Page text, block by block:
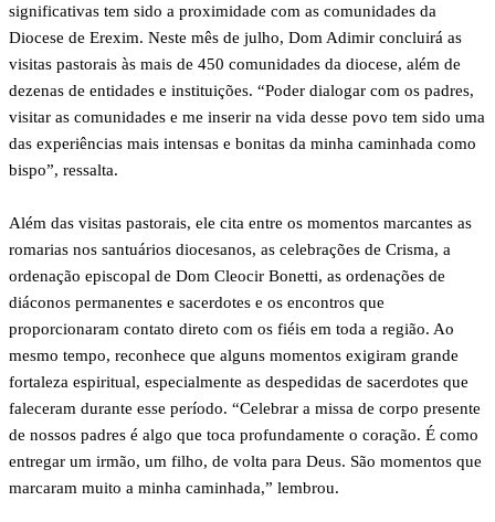
significativas tem sido a proximidade com as comunidades da
Diocese de Erexim. Neste mês de julho, Dom Adimir concluirá as
visitas pastorais às mais de 450 comunidades da diocese, além de
dezenas de entidades e instituições. “Poder dialogar com os padres,
visitar as comunidades e me inserir na vida desse povo tem sido uma
das experiências mais intensas e bonitas da minha caminhada como
bispo”, ressalta.
Além das visitas pastorais, ele cita entre os momentos marcantes as
romarias nos santuários diocesanos, as celebrações de Crisma, a
ordenação episcopal de Dom Cleocir Bonetti, as ordenações de
diáconos permanentes e sacerdotes e os encontros que
proporcionaram contato direto com os fiéis em toda a região. Ao
mesmo tempo, reconhece que alguns momentos exigiram grande
fortaleza espiritual, especialmente as despedidas de sacerdotes que
faleceram durante esse período. “Celebrar a missa de corpo presente
de nossos padres é algo que toca profundamente o coração. É como
entregar um irmão, um filho, de volta para Deus. São momentos que
marcaram muito a minha caminhada,” lembrou.